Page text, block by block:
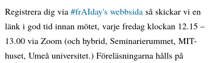
Registrera dig via #frAIday's webbsida så skickar vi en
länk i god tid innan mötet, varje fredag klockan 12.15 –
13.00 via Zoom (och hybrid, Seminarierummet, MIT-
huset, Umeå universitet.) Föreläsningarna hålls på